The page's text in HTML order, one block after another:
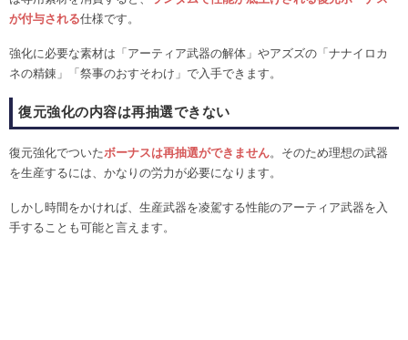
が付与される仕様です。
強化に必要な素材は「アーティア武器の解体」やアズズの「ナナイロカ
ネの精錬」「祭事のおすそわけ」で入手できます。
復元強化の内容は再抽選できない
復元強化でついたボーナスは再抽選ができません。そのため理想の武器
を生産するには、かなりの労力が必要になります。
しかし時間をかければ、生産武器を凌駕する性能のアーティア武器を入
手することも可能と言えます。